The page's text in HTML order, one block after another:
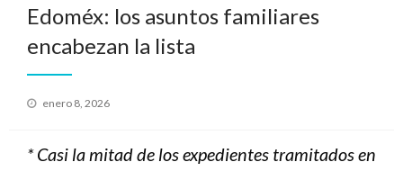
Edoméx: los asuntos familiares
encabezan la lista
Publicado
enero 8, 2026
* Casi la mitad de los expedientes tramitados en